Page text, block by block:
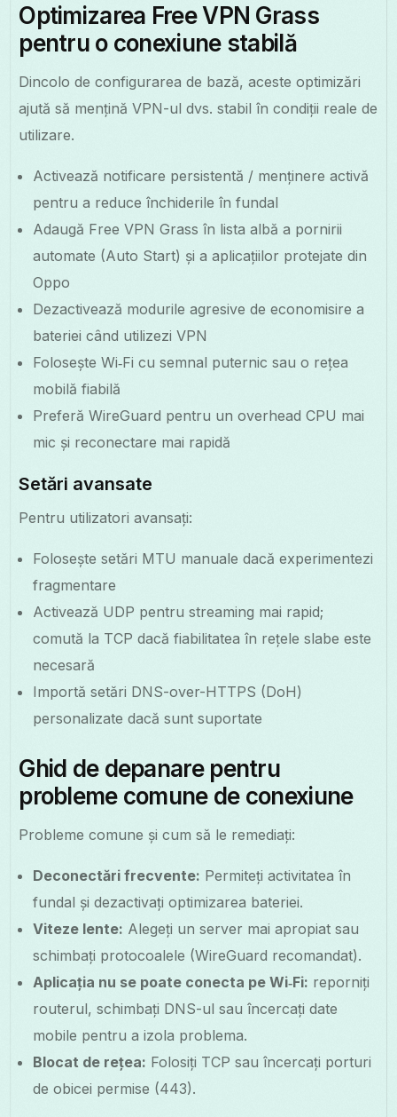
Optimizarea Free VPN Grass
pentru o conexiune stabilă
Dincolo de configurarea de bază, aceste optimizări
ajută să mențină VPN-ul dvs. stabil în condiții reale de
utilizare.
Activează notificare persistentă / menținere activă
pentru a reduce închiderile în fundal
Adaugă Free VPN Grass în lista albă a pornirii
automate (Auto Start) și a aplicațiilor protejate din
Oppo
Dezactivează modurile agresive de economisire a
bateriei când utilizezi VPN
Folosește Wi‑Fi cu semnal puternic sau o rețea
mobilă fiabilă
Preferă WireGuard pentru un overhead CPU mai
mic și reconectare mai rapidă
Setări avansate
Pentru utilizatori avansați:
Folosește setări MTU manuale dacă experimentezi
fragmentare
Activează UDP pentru streaming mai rapid;
comută la TCP dacă fiabilitatea în rețele slabe este
necesară
Importă setări DNS-over-HTTPS (DoH)
personalizate dacă sunt suportate
Ghid de depanare pentru
probleme comune de conexiune
Probleme comune și cum să le remediați:
Deconectări frecvente: Permiteți activitatea în
fundal și dezactivați optimizarea bateriei.
Viteze lente: Alegeți un server mai apropiat sau
schimbați protocoalele (WireGuard recomandat).
Aplicația nu se poate conecta pe Wi‑Fi: reporniți
routerul, schimbați DNS-ul sau încercați date
mobile pentru a izola problema.
Blocat de rețea: Folosiți TCP sau încercați porturi
de obicei permise (443).